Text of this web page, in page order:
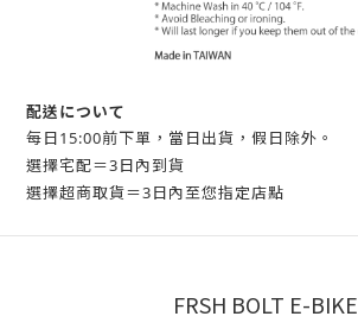
配送について
每日15:00前下單，當日出貨，假日除外。
選擇宅配＝3日內到貨
選擇超商取貨＝3日內至您指定店點
FRSH BOLT E-BIKE